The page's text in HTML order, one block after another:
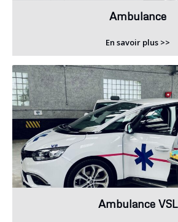
Ambulance
En savoir plus >>
Ambulance VSL